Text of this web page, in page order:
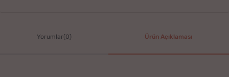
Yorumlar(0) Ürün Açıklaması